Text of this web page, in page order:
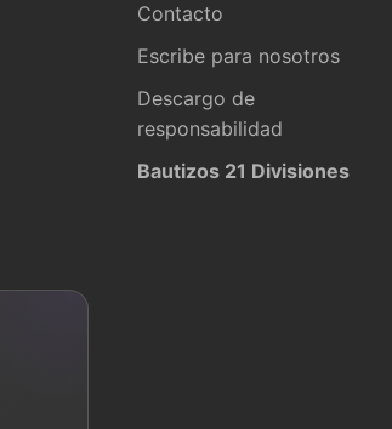
Contacto
Escribe para nosotros
Descargo de
responsabilidad
Bautizos 21 Divisiones